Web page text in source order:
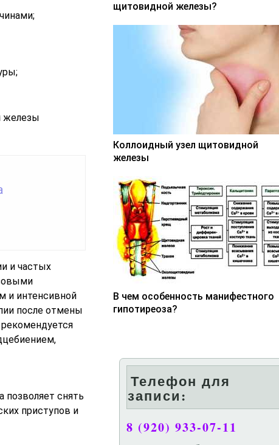
железы
и частых
и интенсивной
после отмены
позволяет снять
приступов и
щитовидной железы?
Коллоидный узел щитовидной
железы
В чем особенность манифестного
гипотиреоза?
Телефон для
записи:
8 (920) 933-07-11